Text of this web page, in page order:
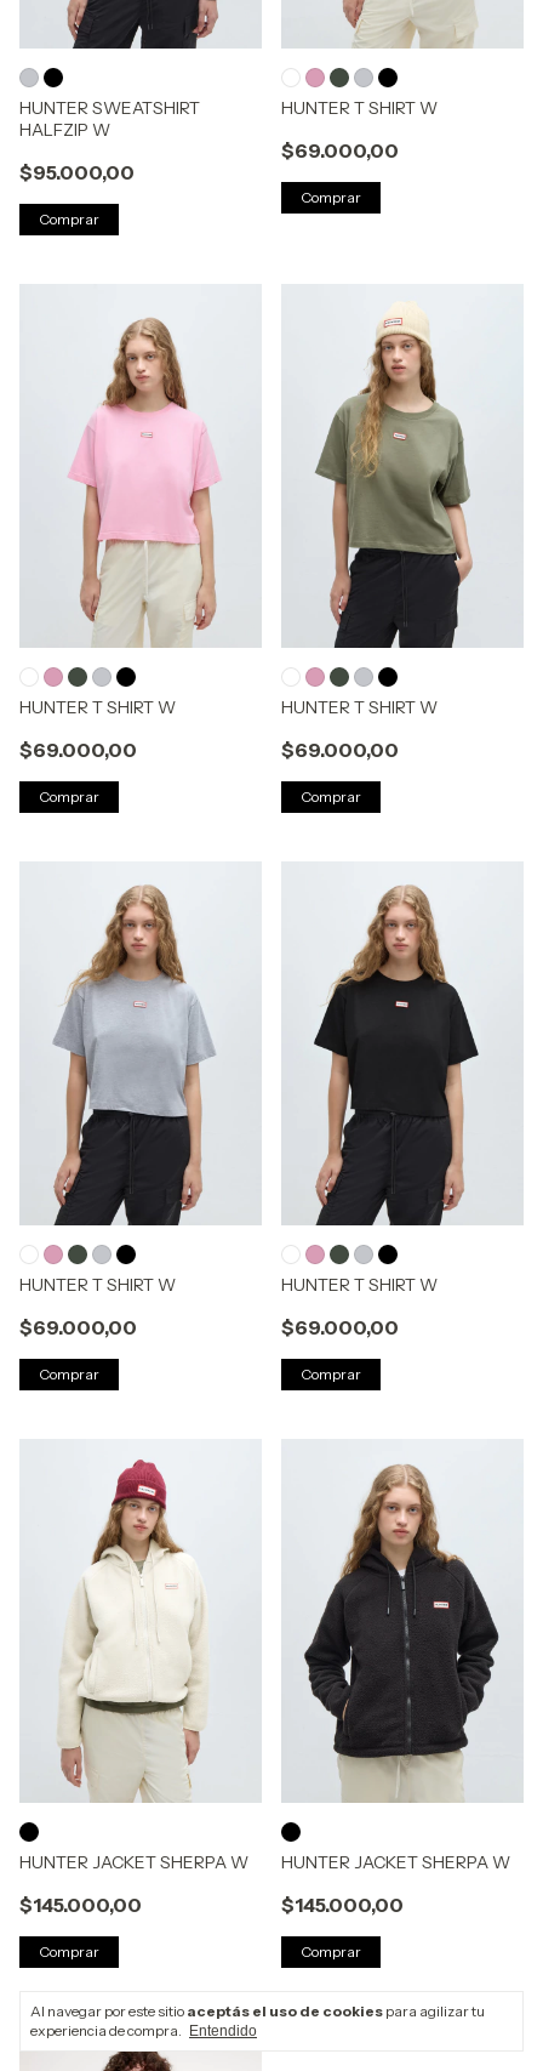
Al navegar por este sitio aceptás el uso de cookies para agilizar tu
experiencia de compra.
Entendido
HUNTER SWEATSHIRT
HALFZIP W
$95.000,00
Comprar
HUNTER T SHIRT W
$69.000,00
Comprar
HUNTER T SHIRT W
$69.000,00
Comprar
HUNTER T SHIRT W
$69.000,00
Comprar
HUNTER T SHIRT W
$69.000,00
Comprar
HUNTER T SHIRT W
$69.000,00
Comprar
HUNTER JACKET SHERPA W
$145.000,00
Comprar
HUNTER JACKET SHERPA W
$145.000,00
Comprar